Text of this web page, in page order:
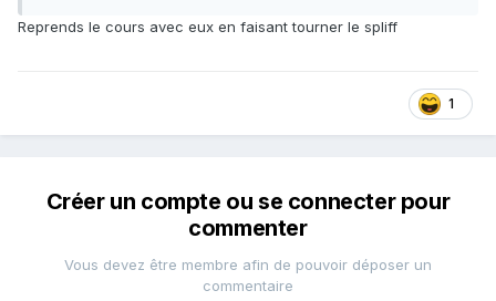
Reprends le cours avec eux en faisant tourner le spliff
1
Créer un compte ou se connecter pour
commenter
Vous devez être membre afin de pouvoir déposer un
commentaire